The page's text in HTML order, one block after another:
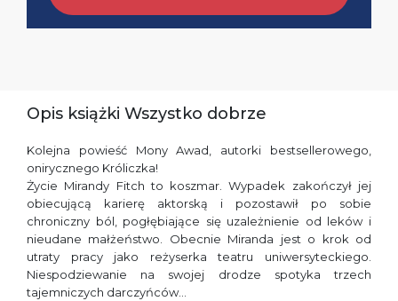
Opis książki Wszystko dobrze
Kolejna powieść Mony Awad, autorki bestsellerowego,
onirycznego Króliczka!
Życie Mirandy Fitch to koszmar. Wypadek zakończył jej
obiecującą karierę aktorską i pozostawił po sobie
chroniczny ból, pogłębiające się uzależnienie od leków i
nieudane małżeństwo. Obecnie Miranda jest o krok od
utraty pracy jako reżyserka teatru uniwersyteckiego.
Niespodziewanie na swojej drodze spotyka trzech
tajemniczych darczyńców…